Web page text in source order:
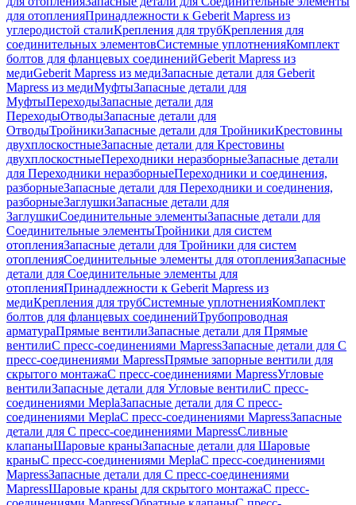
для отопленияПринадлежности к Geberit Mapress из
углеродистой сталиКрепления для трубКрепления для
соединительных элементовСистемные уплотненияКомплект
болтов для фланцевых соединенийGeberit Mapress из
медиGeberit Mapress из медиЗапасные детали для Geberit
Mapress из медиМуфтыЗапасные детали для
МуфтыПереходыЗапасные детали для
ПереходыОтводыЗапасные детали для
ОтводыТройникиЗапасные детали для ТройникиКрестовины
двухплоскостныеЗапасные детали для Крестовины
двухплоскостныеПереходники неразборныеЗапасные детали
для Переходники неразборныеПереходники и соединения,
разборныеЗапасные детали для Переходники и соединения,
разборныеЗаглушкиЗапасные детали для
ЗаглушкиСоединительные элементыЗапасные детали для
Соединительные элементыТройники для систем
отопленияЗапасные детали для Тройники для систем
отопленияСоединительные элементы для отопленияЗапасные
детали для Соединительные элементы для
отопленияПринадлежности к Geberit Mapress из
медиКрепления для трубСистемные уплотненияКомплект
болтов для фланцевых соединенийТрубопроводная
арматураПрямые вентилиЗапасные детали для Прямые
вентилиС пресс-соединениями MapressЗапасные детали для С
пресс-соединениями MapressПрямые запорные вентили для
скрытого монтажаС пресс-соединениями MapressУгловые
вентилиЗапасные детали для Угловые вентилиС пресс-
соединениями MeplaЗапасные детали для С пресс-
соединениями MeplaС пресс-соединениями MapressЗапасные
детали для С пресс-соединениями MapressСливные
клапаныШаровые краныЗапасные детали для Шаровые
краныС пресс-соединениями MeplaС пресс-соединениями
MapressЗапасные детали для С пресс-соединениями
MapressШаровые краны для скрытого монтажаС пресс-